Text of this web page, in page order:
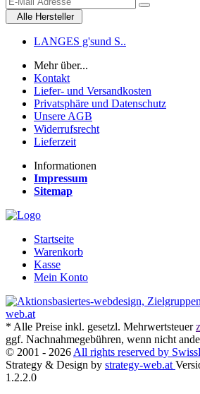
Alle Hersteller
LANGES g'sund S..
Mehr über...
Kontakt
Liefer- und Versandkosten
Privatsphäre und Datenschutz
Unsere AGB
Widerrufsrecht
Lieferzeit
Informationen
Impressum
Sitemap
Startseite
Warenkorb
Kasse
Mein Konto
* Alle Preise inkl. gesetzl. Mehrwertsteuer
ggf. Nachnahmegebühren, wenn nicht
© 2001 - 2026 All rights reserved by
Strategy & Design by strategy-web.at
1.2.2.0